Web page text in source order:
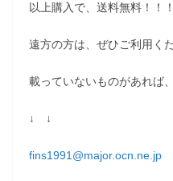
以上購入で、送料無料！！
遠方の方は、ぜひご利用く
載っていないものがあれば
↓ ↓
fins1991@major.ocn.ne.jp